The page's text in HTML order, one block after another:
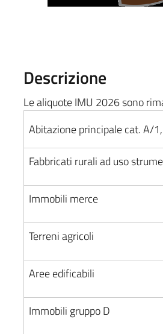
Descrizione
Le aliquote IMU 2026 sono
Abitazione principale cat. A/
Fabbricati rurali ad uso
Immobili merce
Terreni agricoli
Aree edificabili
Immobili gruppo D